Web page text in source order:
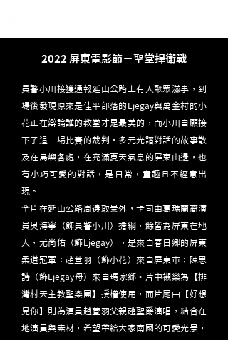
2022 屏東電影節－聖堂捍衛戰
員警小川接獲通報延山公路上有人聚眾滋事，到
場後發現原來是佳平部落的Ljegay與萬金村的小
花正在辯論誰的教堂才是最美的，而小川自願接
下了這一場比賽的裁判。多元光譜對話的故事散
及在島嶼各處，在充滿夏天氣息的屏東山邊，也
有小巧可愛的對話，是日常，童趣且不經意出
現。
全片在延山公路周邊取景外，卡司由葛瑪蘭裔演
員吳海寧（飾員警小川）擔綱，餘皆為屏東在地
人，尤尚佑（飾Ljegay），是來自春日鄉的屏東
柔道冠軍；趙萱羽（飾小花）來自屏東市；陳思
詩（飾Ljegay母）來自瑪家鄉。片中襯樂為【排
灣村天主教聖樂團】授權使用，而片尾曲【好想
見你】則為演員趙萱羽父親趙聖爵演唱，結合在
地演員與素材，希望帶給大家南國的可愛光景，